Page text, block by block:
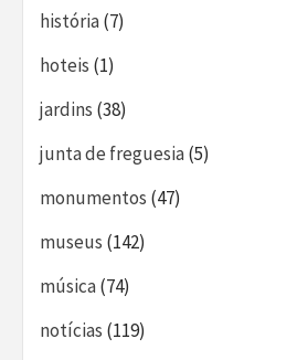
história(7)
hoteis (1)
jardins (38)
junta de freguesia(5)
monumentos (47)
museus (142)
música(74)
notícias (119)